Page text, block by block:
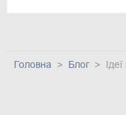
Головна Блог